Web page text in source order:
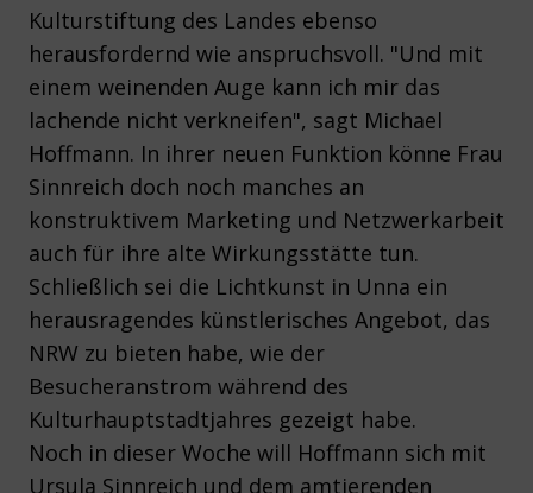
Kulturstiftung des Landes ebenso
herausfordernd wie anspruchsvoll. "Und mit
einem weinenden Auge kann ich mir das
lachende nicht verkneifen", sagt Michael
Hoffmann. In ihrer neuen Funktion könne Frau
Sinnreich doch noch manches an
konstruktivem Marketing und Netzwerkarbeit
auch für ihre alte Wirkungsstätte tun.
Schließlich sei die Lichtkunst in Unna ein
herausragendes künstlerisches Angebot, das
NRW zu bieten habe, wie der
Besucheranstrom während des
Kulturhauptstadtjahres gezeigt habe.
Noch in dieser Woche will Hoffmann sich mit
Ursula Sinnreich und dem amtierenden